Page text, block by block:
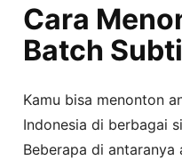
Cara
Batch
Kamu bisa menonton
Indonesia di berbagai
Beberapa di antaranya